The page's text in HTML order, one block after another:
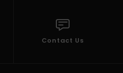
Contact Us